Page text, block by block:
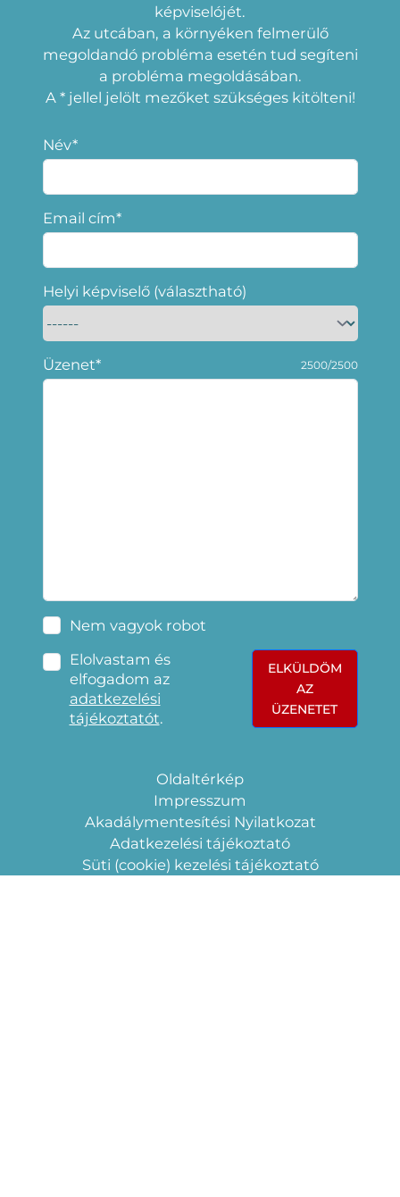
képviselójét.
Az utcában, a környéken felmerülő
megoldandó probléma esetén tud segíteni
a probléma megoldásában.
A * jellel jelölt mezőket szükséges kitölteni!
Név*
Email cím*
Helyi képviselő (választható)
Üzenet* 2500/2500
Nem vagyok robot
Elolvastam és
elfogadom az
adatkezelési
tájékoztatót.
ELKÜLDÖM
AZ
ÜZENETET
Oldaltérkép
Impresszum
Akadálymentesítési Nyilatkozat
Adatkezelési tájékoztató
Süti (cookie) kezelési tájékoztató